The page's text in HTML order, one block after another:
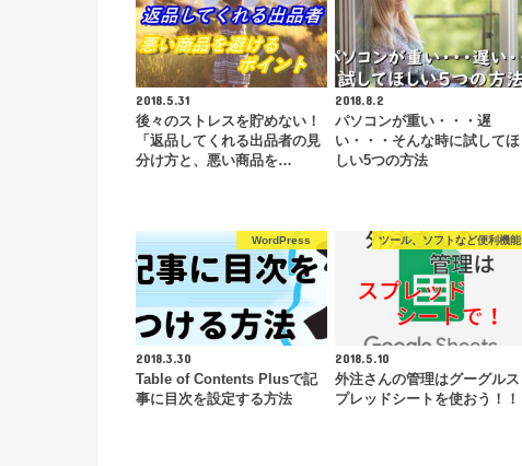
2018.5.31
後々のストレスを貯めない！
「返品してくれる出品者の見
分け方と、悪い商品を…
2018.8.2
パソコンが重い・・・遅
い・・・そんな時に試してほ
しい5つの方法
WordPress
2018.3.30
Table of Contents Plusで記
事に目次を設定する方法
ツール、ソフトなど便利機能
2018.5.10
外注さんの管理はグーグルス
プレッドシートを使おう！！